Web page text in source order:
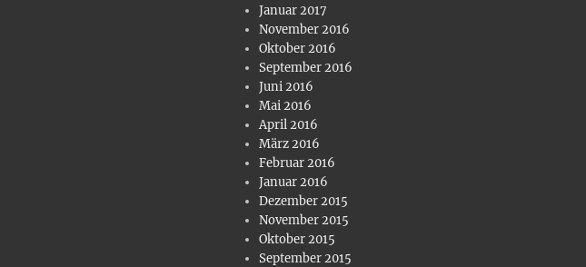
Januar 2017
November 2016
Oktober 2016
September 2016
Juni 2016
Mai 2016
April 2016
März 2016
Februar 2016
Januar 2016
Dezember 2015
November 2015
Oktober 2015
September 2015